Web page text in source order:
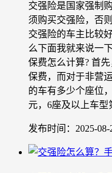
交强险是国家强制
须购买交强险，否
交强险的车主比较
么下面我就来说一
保费怎么计算? 首
保费，而对于非营
的车有多少个座位
元，6座及以上车型
发布时间：2025-08-